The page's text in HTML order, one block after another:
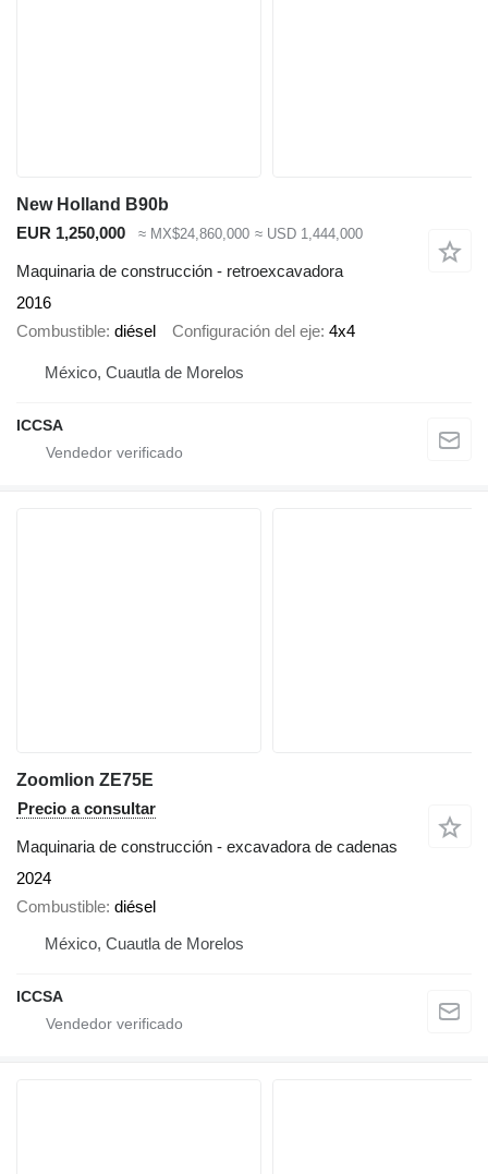
New Holland B90b
EUR 1,250,000
≈ MX$24,860,000 ≈ USD 1,444,000
Maquinaria de construcción - retroexcavadora
2016
Combustible diésel Configuración del eje 4x4
México, Cuautla de Morelos
ICCSA
Zoomlion ZE75E
Precio a consultar
Maquinaria de construcción - excavadora de cadenas
2024
Combustible diésel
México, Cuautla de Morelos
ICCSA